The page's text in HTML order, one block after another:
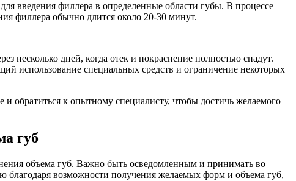
введения филлера в определенные области губы. В процессе
филлера обычно длится около 20-30 минут.
несколько дней, когда отек и покраснение полностью спадут.
использование специальных средств и ограничение некоторых
обратиться к опытному специалисту, чтобы достичь желаемого
губ
объема губ. Важно быть осведомленным и принимать во
благодаря возможности получения желаемых форм и объема губ,